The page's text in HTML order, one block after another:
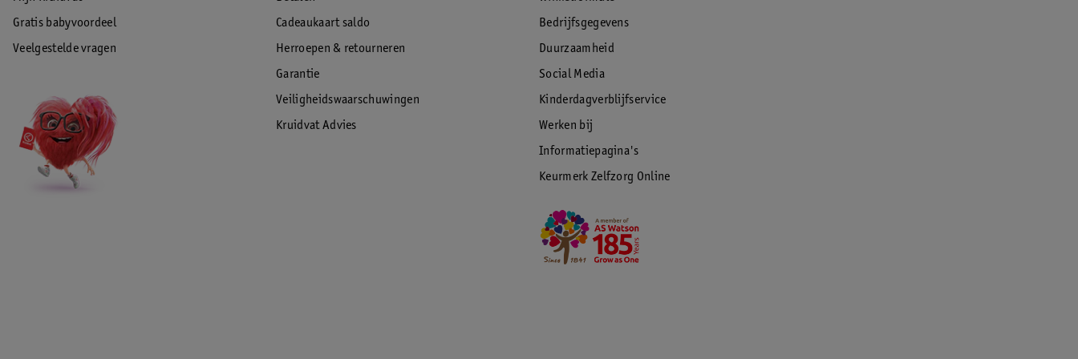
Gratis babyvoordeel
Veelgestelde vragen
Cadeaukaart saldo
Herroepen & retourneren
Garantie
Veiligheidswaarschuwingen
Kruidvat Advies
Bedrijfsgegevens
Duurzaamheid
Social Media
Kinderdagverblijfservice
Werken bij
Informatiepagina's
Keurmerk Zelfzorg Online